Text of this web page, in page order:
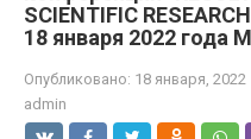
SCIENTIFIC
18 января 2022 года
Опубликовано: 18 января, 2022
admin